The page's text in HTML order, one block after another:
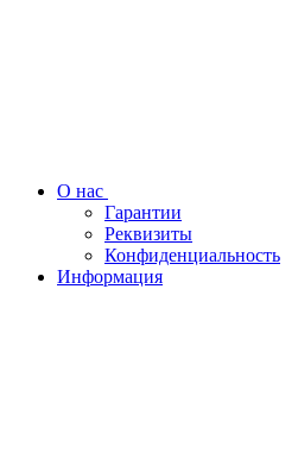
О нас
Гарантии
Реквизиты
Конфиденциальность
Информация